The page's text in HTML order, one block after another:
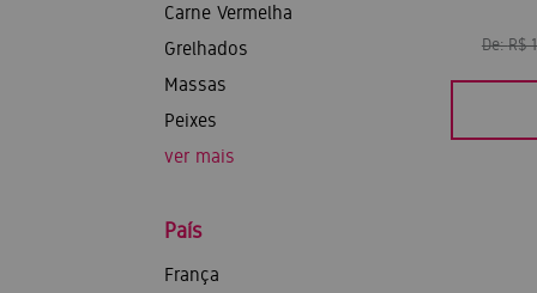
Carne Vermelha
Grelhados
Massas
Peixes
ver mais
País
França
De:R$